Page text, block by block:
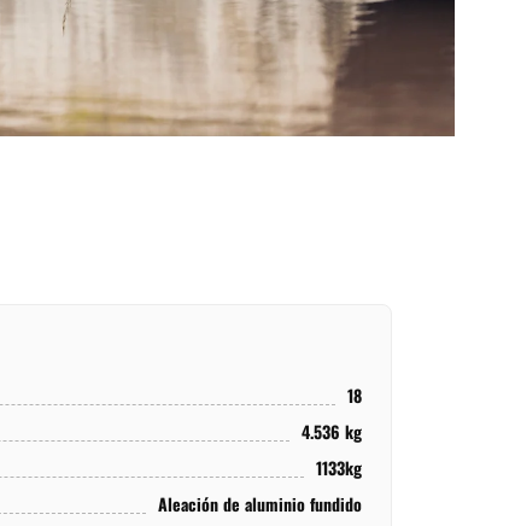
18
4.536 kg
1133kg
Aleación de aluminio fundido